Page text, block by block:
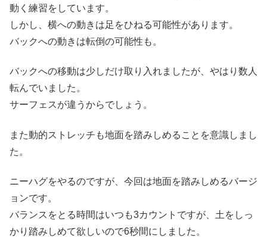
動く練習をしています。
しかし、横への動きは足をひねる可能性があります。
バックへの動きは転倒の可能性も。
バックへの移動は少しだけ取り入れましたが、やはり数人
転んでいました。
サーフェスが違うからでしょう。
また動的ストレッチも地面を踏みしめることを意識しまし
た。
ニーハグをやるのですが、今回は地面を踏みしめるバージ
ョンです。
バランスをとる時間はいつも3カウントですが、土をしっ
かり踏みしめて欲しいので6秒間にしました。